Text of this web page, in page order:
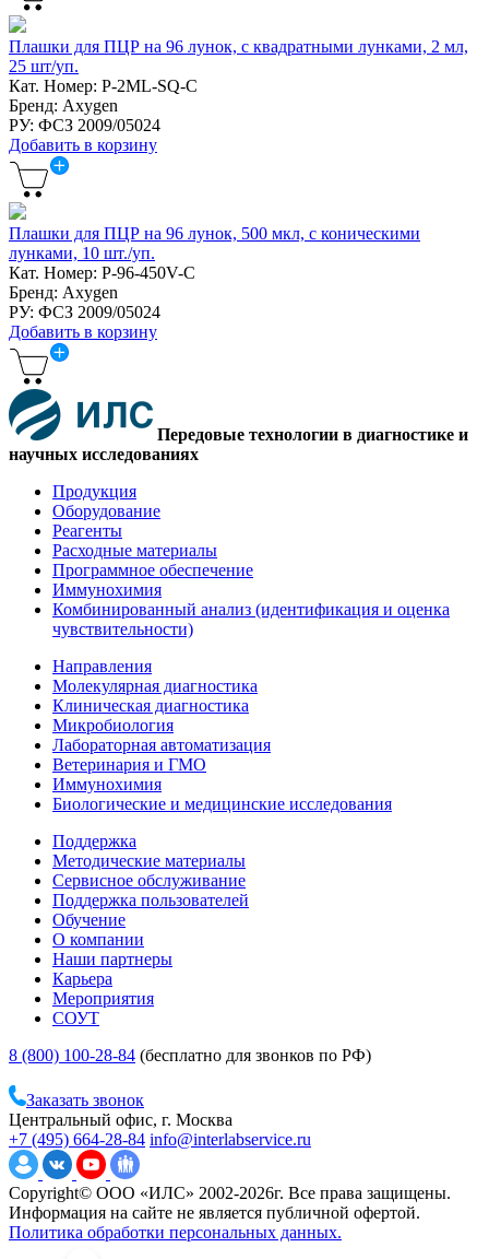
Плашки для ПЦР на 96 лунок, с квадратными лунками, 2 мл,
25 шт/уп.
Кат. Номер: P-2ML-SQ-C
Бренд: Axygen
РУ: ФСЗ 2009/05024
Добавить в корзину
Плашки для ПЦР на 96 лунок, 500 мкл, с коническими
лунками, 10 шт./уп.
Кат. Номер: P-96-450V-C
Бренд: Axygen
РУ: ФСЗ 2009/05024
Добавить в корзину
Передовые технологии в диагностике и
научных исследованиях
Продукция
Оборудование
Реагенты
Расходные материалы
Программное обеспечение
Иммунохимия
Комбинированный анализ (идентификация и оценка
чувствительности)
Направления
Молекулярная диагностика
Клиническая диагностика
Микробиология
Лабораторная автоматизация
Ветеринария и ГМО
Иммунохимия
Биологические и медицинские исследования
Поддержка
Методические материалы
Сервисное обслуживание
Поддержка пользователей
Обучение
О компании
Наши партнеры
Карьера
Мероприятия
СОУТ
8 (800) 100-28-84 (бесплатно для звонков по РФ)
Заказать звонок
Центральный офис, г. Москва
+7 (495) 664-28-84 info@interlabservice.ru
Copyright© ООО «ИЛС» 2002-2026г. Все права защищены.
Информация на сайте не является публичной офертой.
Политика обработки персональных данных.